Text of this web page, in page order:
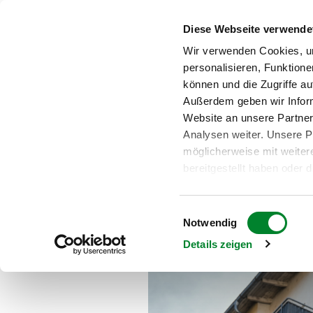
Diese Webseite
Wir verwenden Cookies,
personalisieren,
können und die Zugriffe
Außerdem geben wir
Website an unsere
Analysen weiter. Unsere
möglicherweise mit
bereitgestellt haben oder
in den USA. Die
einen
Datenschutzniveau für
bescheinigt. Sowohl die
auch weitere
Einwilligungsauswahl
Notwendig
Details zeigen
Einblick in
Neue behind the Scenes-